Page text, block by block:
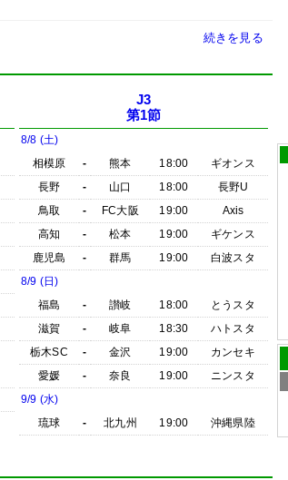
続きを見る
J3
第1節
8/8 (土)
相模原
- 熊本 18:00
ギオンス
長野
- 山口 18:00
長野U
鳥取
- FC大阪 19:00
Axis
高知
- 松本 19:00
ギケンス
鹿児島
- 群馬 19:00
白波スタ
8/9 (日)
福島
- 讃岐 18:00
とうスタ
滋賀
- 岐阜 18:30
ハトスタ
栃木SC
- 金沢 19:00
カンセキ
愛媛
- 奈良 19:00
ニンスタ
9/9 (水)
琉球
- 北九州 19:00 沖縄県陸